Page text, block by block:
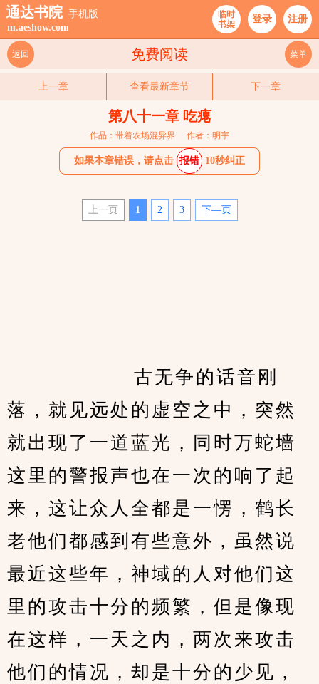
通达书院 手机版
m.aeshow.com
临时
书架
登录 注册
免费阅读
返回 菜单
上一章 查看最新章节 下一章
第八十一章 吃瘪
作品：带着农场混异界 作者：明宇
如果本章错误，请点击 报错 10秒纠正
上一页 1 2 3 下—页
落，就见远处的虚空之中，突然
就出现了一道蓝光，同时万蛇墙
这里的警报声也在一次的响了起
来，这让众人全都是一愣，鹤长
老他们都感到有些意外，虽然说
最近这些年，神域的人对他们这
里的攻击十分的频繁，但是像现
在这样，一天之内，两次来攻击
他们的情况，却是十分的少见，